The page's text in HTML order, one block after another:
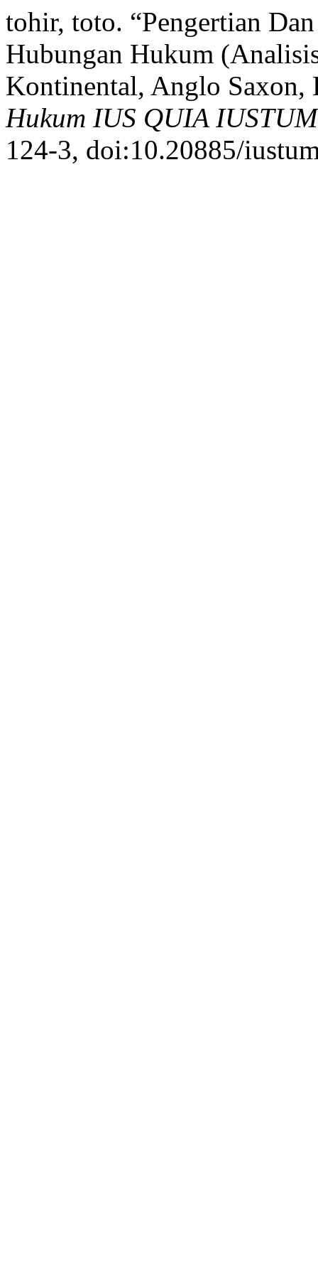
tohir, toto. “Pengertian
Hubungan Hukum
Kontinental, Anglo
Hukum IUS QUIA IUSTUM
124-3, doi:10.20885/